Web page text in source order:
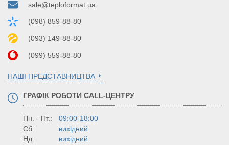
sale@teploformat.ua
(098) 859-88-80
(093) 149-88-80
(099) 559-88-80
НАШІ ПРЕДСТАВНИЦТВА
ГРАФІК РОБОТИ CALL-ЦЕНТРУ
Пн. - Пт.:
09:00-18:00
Сб.:
вихідний
Нд.:
вихідний